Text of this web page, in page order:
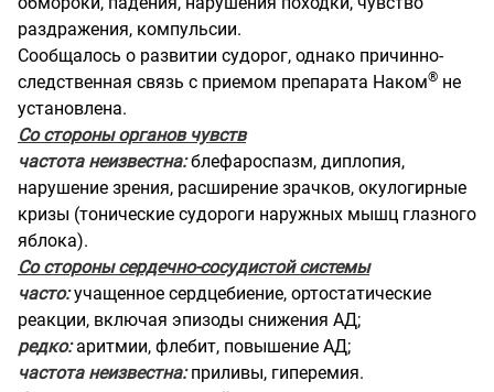
раздражения, компульсии.
Сообщалось о развитии судорог, однако причинно-
следственная связь с приемом препарата Наком® не
установлена.
Со стороны органов чувств
частота неизвестна:блефароспазм, диплопия,
нарушение зрения, расширение зрачков, окулогирные
кризы (тонические судороги наружных мышц глазного
яблока).
Со стороны сердечно-сосудистой системы
часто:учащенное сердцебиение, ортостатические
реакции, включая эпизоды снижения АД;
редко:аритмии, флебит, повышение АД;
частота неизвестна:приливы, гиперемия.